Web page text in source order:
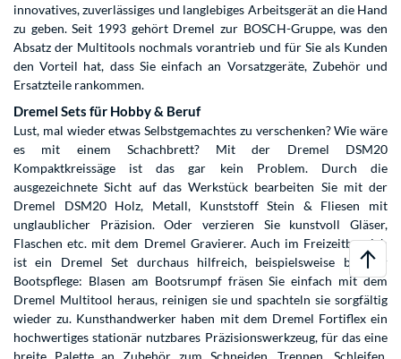
innovatives, zuverlässiges und langlebiges Arbeitsgerät an die Hand
zu geben. Seit 1993 gehört Dremel zur BOSCH-Gruppe, was den
Absatz der Multitools nochmals vorantrieb und für Sie als Kunden
den Vorteil hat, dass Sie einfach an Vorsatzgeräte, Zubehör und
Ersatzteile rankommen.
Dremel Sets für Hobby & Beruf
Lust, mal wieder etwas Selbstgemachtes zu verschenken? Wie wäre
es mit einem Schachbrett? Mit der Dremel DSM20
Kompaktkreissäge ist das gar kein Problem. Durch die
ausgezeichnete Sicht auf das Werkstück bearbeiten Sie mit der
Dremel DSM20 Holz, Metall, Kunststoff Stein & Fliesen mit
unglaublicher Präzision. Oder verzieren Sie kunstvoll Gläser,
Flaschen etc. mit dem Dremel Gravierer. Auch im Freizeitbereich
ist ein Dremel Set durchaus hilfreich, beispielsweise bei der
Bootspflege: Blasen am Bootsrumpf fräsen Sie einfach mit dem
Dremel Multitool heraus, reinigen sie und spachteln sie sorgfältig
wieder zu. Kunsthandwerker haben mit dem Dremel Fortiflex ein
hochwertiges stationär nutzbares Präzisionswerkzeug, für das eine